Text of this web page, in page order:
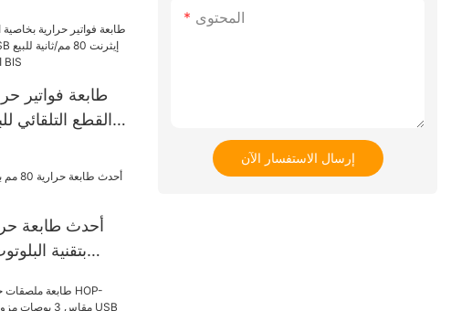
طابعة فواتير
القطع التلقائي
الساخن مع شهادة BIS
بتقنية
المحتوى
إرسال الاستفسار الآن